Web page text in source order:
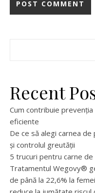
Recent
Cum contribuie
eficiente
De ce să alegi carnea
și controlul greutății
5 trucuri pentru carne
Tratamentul Wegovy®
de până la 22,6% la